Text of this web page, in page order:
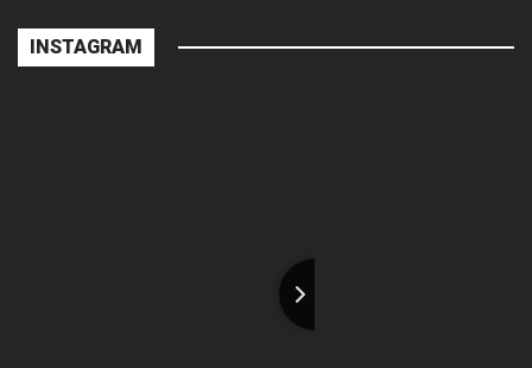
INSTAGRAM